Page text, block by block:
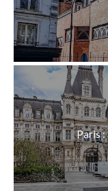
Paris :